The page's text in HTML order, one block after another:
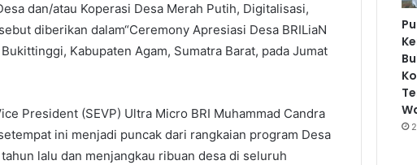
dan/atau Koperasi Desa Merah Putih, Digitalisasi,
diberikan dalam“Ceremony Apresiasi Desa BRILiaN
Kabupaten Agam, Sumatra Barat, pada Jumat
President (SEVP) Ultra Micro BRI Muhammad Candra
ini menjadi puncak dari rangkaian program Desa
lalu dan menjangkau ribuan desa di seluruh